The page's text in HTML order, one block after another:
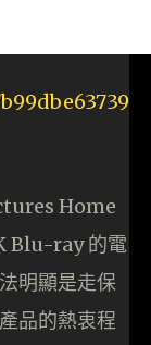
Home
Blu-ray 的電
明顯是走保
品的熱衷程